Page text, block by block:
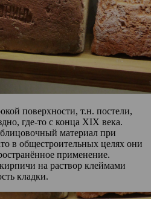
поверхности, т.н. постели,
где-то с конца XIX века.
материал при
в общестроительных целях они
применение.
на раствор клеймами
кладки.